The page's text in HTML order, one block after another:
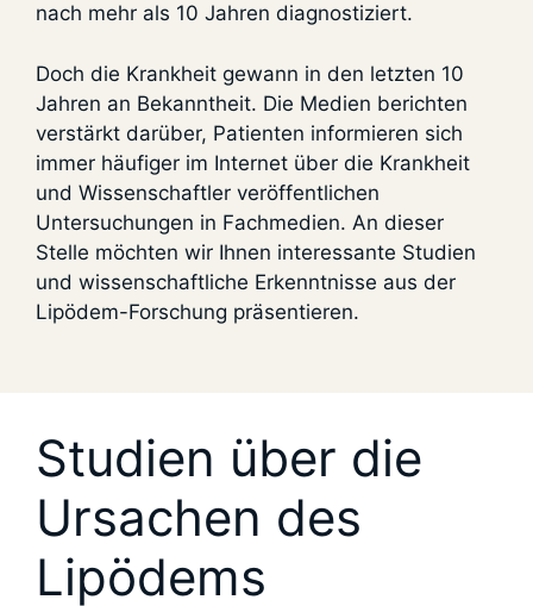
nach mehr als 10 Jahren diagnostiziert.
Doch die Krankheit gewann in den letzten 10
Jahren an Bekanntheit. Die Medien berichten
verstärkt darüber, Patienten informieren sich
immer häufiger im Internet über die Krankheit
und Wissenschaftler veröffentlichen
Untersuchungen in Fachmedien. An dieser
Stelle möchten wir Ihnen interessante Studien
und wissenschaftliche Erkenntnisse aus der
Lipödem-Forschung präsentieren.
Studien über die
Ursachen des
Lipödems